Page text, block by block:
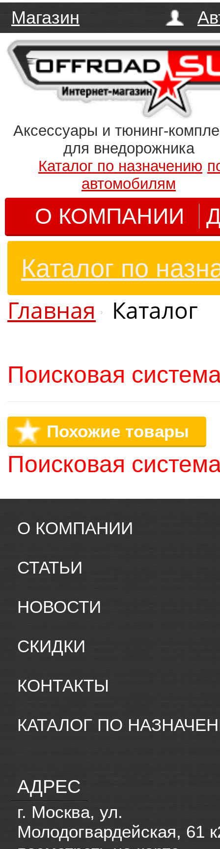
Магазин
Аксессуары и тюнинг-
для внедорожника
Каталог по назначению
автомобилям
О КОМПАНИИ
Каталог по
Главная Каталог
Поисковая
Похожие товары
Поисковая
О КОМПАНИИ
СТАТЬИ
НОВОСТИ
СКИДКИ
КОНТАКТЫ
КАТАЛОГ ПО
АДРЕС
г. Москва, ул.
Молодогвардейская, 61